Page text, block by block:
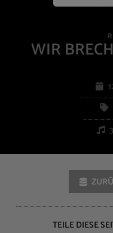
WIR
TEILE DIESE